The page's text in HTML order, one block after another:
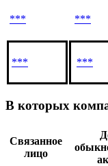
*** ***
*** ***
В которых
Связанное
лицо